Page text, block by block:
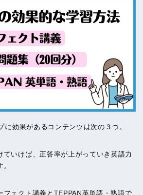
に効果があるコンテンツは次の３つ。
ていけば、正答率が上がっていき英語力
フェクト講義とTEPPAN英単語・熟語で